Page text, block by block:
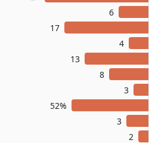
6
17
4
13
8
3
52%
3
2